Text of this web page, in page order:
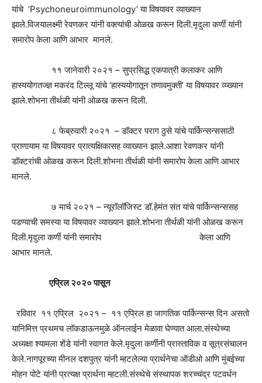
यांचे ‘Psychoneuroimmunology’ या विषयावर व्याख्यान
झाले.विजयालक्ष्मी रेवणकर यांनी वक्त्यांची ओळख करून दिली.मृदुला कर्णी यांनी
समारोप केला आणि आभार मानले.
११ जानेवारी २०२१ – सुप्रसिद्ध एकपात्री कलाकर आणि
हास्ययोगतज्ज्ञ मकरंद टिल्लू यांचे ‘हास्ययोगातून तणावमुक्ती’ या विषयावर व्य्ख्यान
झाले.शोभना तीर्थळी यांनी ओळख करून दिली.
८ फेब्रुवारी २०२१ – डॉक्टर पराग ठुसे यांचे पार्किन्सन्ससाठी
प्राणायाम या विषयावर प्रात्यक्षिकासह व्याख्यान झाले.आशा रेवणकर यांनी
डॉक्टरांची ओळख करून दिली.शोभना तीर्थळी यांनी समारोप केला आणि आभार
मानले.
७ मार्च २०२१ – न्यूरॉलॉजिस्ट डॉ.हेमंत संत यांचे पार्किन्सन्ससह
पडण्याची समस्या या विषयावर व्याख्यान झाले.शोभना तीर्थळी यांनी ओळख करून
दिली.मृदुला कर्णी यांनी समारोप केला आणि
आभार मानले.
एप्रिल २०२० पासून
रविवार ११ एप्रिल २०२१ – ११ एप्रिल हा जागतिक पार्किन्सन्स दिन असतो
यानिमित्त प्रथमच लॉकडाऊनमुळे ऑनलाईन मेळावा घेण्यात आला.संस्थेच्या
अध्यक्षा श्यामला शेंडे यांनी स्वागत केले.मृदुला कर्णीनी प्रास्ताविक व सूत्रसंचालन
केले.नागपूरच्या मीनल दशपुत्र यांनी म्हटलेल्या प्रार्थनेचा ऑडीओ आणि मुंबईच्या
मोहन पोटे यांनी प्रत्यक्ष प्रार्थना म्हटली.संस्थेचे संस्थापक शरच्चंद्र पटवर्धन